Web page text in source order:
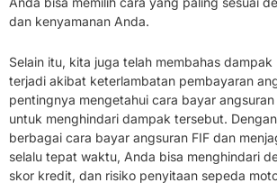
dan kenyamanan Anda.
Selain itu, kita juga telah membahas
terjadi akibat keterlambatan pembayaran
pentingnya mengetahui cara bayar
untuk menghindari dampak tersebut.
berbagai cara bayar angsuran FIF dan
selalu tepat waktu, Anda bisa menghindari
skor kredit, dan risiko penyitaan sepeda